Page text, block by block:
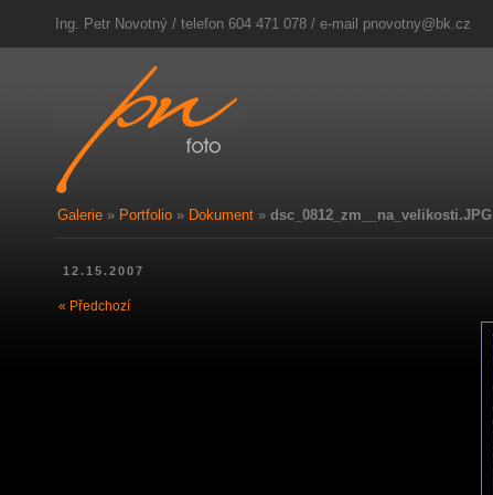
Ing. Petr Novotný / telefon 604 471 078 / e-mail pnovotny@bk.cz
Galerie » Portfolio » Dokument » dsc_0812_zm__na_velikosti.JPG
12.15.2007
« Předchozí